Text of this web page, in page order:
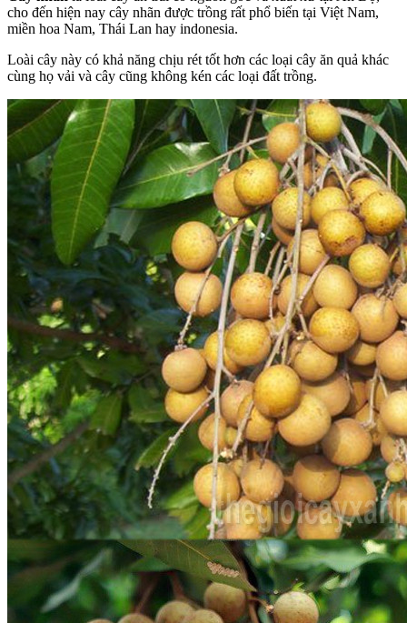
cho đến hiện nay cây nhãn được trồng rất phổ biến tại Việt Nam,
miền hoa Nam, Thái Lan hay indonesia.
Loài cây này có khả năng chịu rét tốt hơn các loại cây ăn quả khác
cùng họ vải và cây cũng không kén các loại đất trồng.